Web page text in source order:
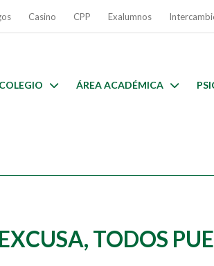
Casino CPP Exalumnos
ÁREA ACADÉMICA
TODOS